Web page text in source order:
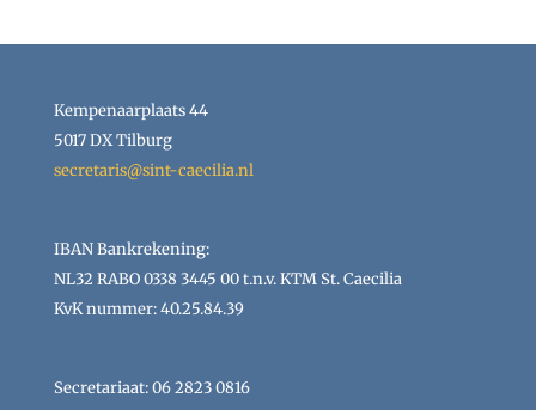
Kempenaarplaats 44
5017 DX Tilburg
secretaris@sint-caecilia.nl
IBAN Bankrekening:
NL32 RABO 0338 3445 00 t.n.v. KTM St. Caecilia
KvK nummer: 40.25.84.39
Secretariaat: 06 2823 0816